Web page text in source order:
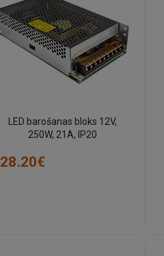
LED barošanas bloks 12V,
250W, 21A, IP20
28.20€